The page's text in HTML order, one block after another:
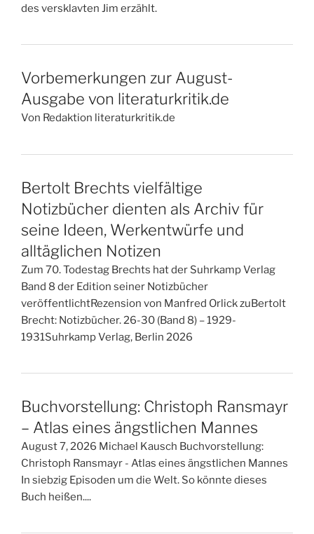
des versklavten Jim erzählt.
Vorbemerkungen zur August-
Ausgabe von literaturkritik.de
Von Redaktion literaturkritik.de
Bertolt Brechts vielfältige
Notizbücher dienten als Archiv für
seine Ideen, Werkentwürfe und
alltäglichen Notizen
Zum 70. Todestag Brechts hat der Suhrkamp Verlag
Band 8 der Edition seiner Notizbücher
veröffentlichtRezension von Manfred Orlick zuBertolt
Brecht: Notizbücher. 26-30 (Band 8) – 1929-
1931Suhrkamp Verlag, Berlin 2026
Buchvorstellung: Christoph Ransmayr
– Atlas eines ängstlichen Mannes
August 7, 2026 Michael Kausch Buchvorstellung:
Christoph Ransmayr - Atlas eines ängstlichen Mannes
In siebzig Episoden um die Welt. So könnte dieses
Buch heißen....